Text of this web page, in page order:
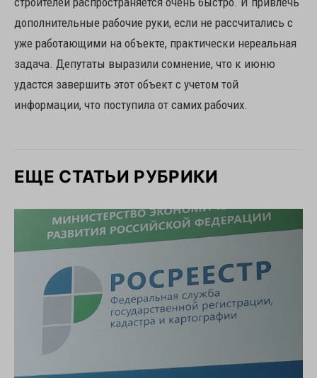
дополнительные рабочие руки, если не рассчитались с
уже работающими на объекте, практически нереальная
задача. Депутаты выразили сомнение, что к июню
удастся завершить этот объект с учетом той
информации, что поступила от самих рабочих.
ЕЩЕ СТАТЬИ РУБРИКИ